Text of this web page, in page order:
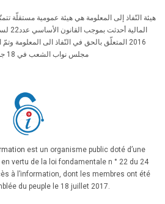
هيئة النّفاذ إلى المعلومة هي هيئة عمومية مستقلّة
2016 المتعلّق بالحق في النّفاذ الى
مجلس نواب الشعب في 18 جويلية 2017
est un organisme public doté d’une
vertu de la loi fondamentale n ° 22 du 24
à l’information, dont les membres ont été
du peuple le 18 juillet 2017.